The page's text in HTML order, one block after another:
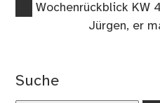
Vorheriger
Wochenrückblick KW
Nächster
Jürgen, er
Suche